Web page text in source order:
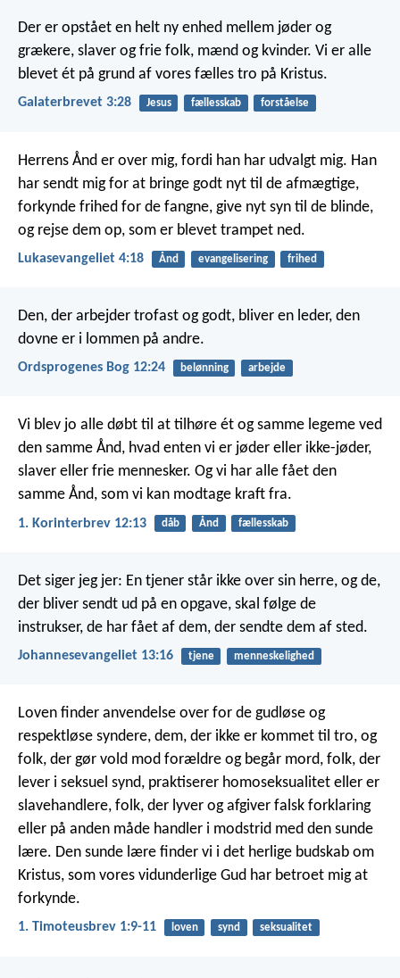
Der er opstået en helt ny enhed mellem jøder og
grækere, slaver og frie folk, mænd og kvinder. Vi er alle
blevet ét på grund af vores fælles tro på Kristus.
Galaterbrevet 3:28 Jesus fællesskab forståelse
Herrens Ånd er over mig, fordi han har udvalgt mig. Han
har sendt mig for at bringe godt nyt til de afmægtige,
forkynde frihed for de fangne, give nyt syn til de blinde,
og rejse dem op, som er blevet trampet ned.
Lukasevangeliet 4:18 Ånd evangelisering frihed
Den, der arbejder trofast og godt, bliver en leder, den
dovne er i lommen på andre.
Ordsprogenes Bog 12:24 belønning arbejde
Vi blev jo alle døbt til at tilhøre ét og samme legeme ved
den samme Ånd, hvad enten vi er jøder eller ikke-jøder,
slaver eller frie mennesker. Og vi har alle fået den
samme Ånd, som vi kan modtage kraft fra.
1. Korinterbrev 12:13 dåb Ånd fællesskab
Det siger jeg jer: En tjener står ikke over sin herre, og de,
der bliver sendt ud på en opgave, skal følge de
instrukser, de har fået af dem, der sendte dem af sted.
Johannesevangeliet 13:16 tjene menneskelighed
Loven finder anvendelse over for de gudløse og
respektløse syndere, dem, der ikke er kommet til tro, og
folk, der gør vold mod forældre og begår mord, folk, der
lever i seksuel synd, praktiserer homoseksualitet eller er
slavehandlere, folk, der lyver og afgiver falsk forklaring
eller på anden måde handler i modstrid med den sunde
lære. Den sunde lære finder vi i det herlige budskab om
Kristus, som vores vidunderlige Gud har betroet mig at
forkynde.
1. Timoteusbrev 1:9-11 loven synd seksualitet